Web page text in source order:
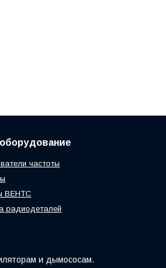
частоты
ВЕНТС
радиодеталей
и дымососам.